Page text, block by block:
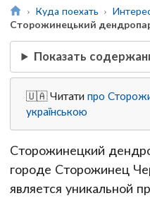
Куда поехать
Сторожинецький
Показать
🇺🇦 Читатипро
українською
Сторожинецкий
городе Сторожинец
является уникальной